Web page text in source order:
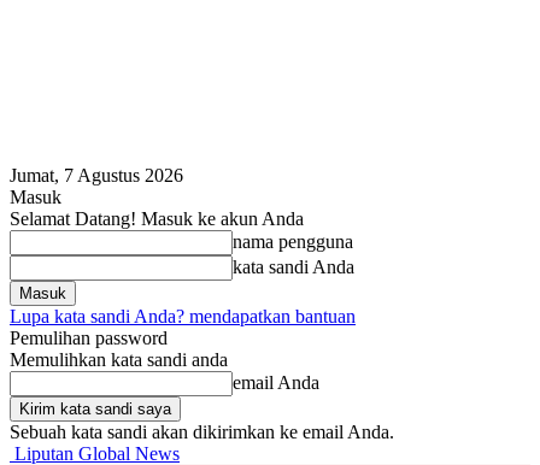
Jumat, 7 Agustus 2026
Masuk
Selamat Datang! Masuk ke akun Anda
nama pengguna
kata sandi Anda
Lupa kata sandi Anda? mendapatkan bantuan
Pemulihan password
Memulihkan kata sandi anda
email Anda
Sebuah kata sandi akan dikirimkan ke email Anda.
Liputan Global News